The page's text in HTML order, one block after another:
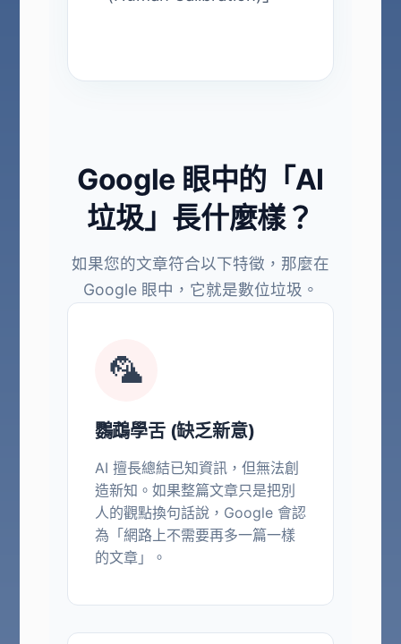
Google 眼中的「AI
垃圾」長什麼樣？
如果您的文章符合以下特徵，那麼在
Google 眼中，它就是數位垃圾。
🦜
鸚鵡學舌 (缺乏新意)
AI 擅長總結已知資訊，但無法創
造新知。如果整篇文章只是把別
人的觀點換句話說，Google 會認
為「網路上不需要再多一篇一樣
的文章」。